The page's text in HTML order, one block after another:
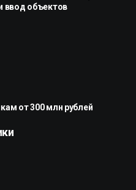
ввод объектов
от 300 млн рублей